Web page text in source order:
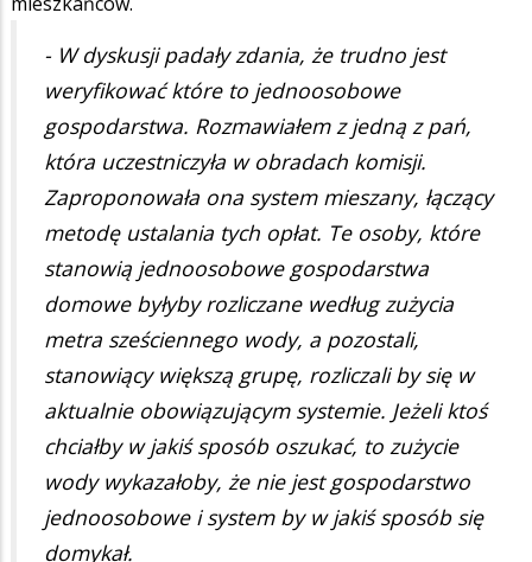
- W dyskusji padały zdania, że trudno jest
weryfikować które to jednoosobowe
gospodarstwa. Rozmawiałem z jedną z pań,
która uczestniczyła w obradach komisji.
Zaproponowała ona system mieszany, łączący
metodę ustalania tych opłat. Te osoby, które
stanowią jednoosobowe gospodarstwa
domowe byłyby rozliczane według zużycia
metra sześciennego wody, a pozostali,
stanowiący większą grupę, rozliczali by się w
aktualnie obowiązującym systemie. Jeżeli ktoś
chciałby w jakiś sposób oszukać, to zużycie
wody wykazałoby, że nie jest gospodarstwo
jednoosobowe i system by w jakiś sposób się
domykał.